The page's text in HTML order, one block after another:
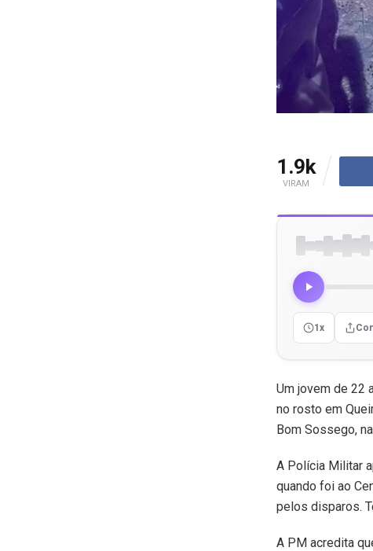
1.9k
VIRAM
1x
Um jovem de 22
no rosto em
Bom Sossego,
A Polícia Militar
quando foi ao
pelos disparos.
A PM acredita